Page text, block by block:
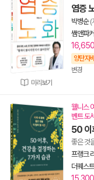
미리보기
염증
박병순(
쌤앤파
16,650
양탄자
변경
웰니스
벤트 도
50 이
좋은 것
프랭크
더퀘스트